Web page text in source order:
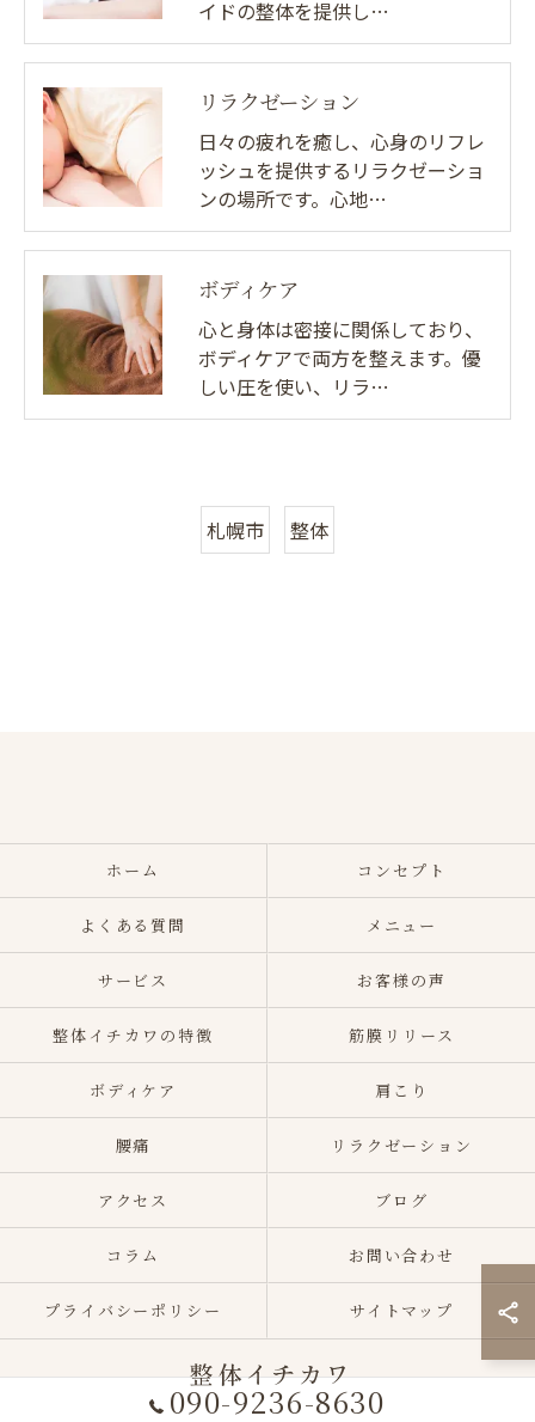
イドの整体を提供し…
リラクゼーション
日々の疲れを癒し、心身のリフレ
ッシュを提供するリラクゼーショ
ンの場所です。心地…
ボディケア
心と身体は密接に関係しており、
ボディケアで両方を整えます。優
しい圧を使い、リラ…
札幌市 整体
090-9236-8630
ホーム コンセプト
よくある質問 メニュー
サービス お客様の声
整体イチカワの特徴 筋膜リリース
ボディケア 肩こり
腰痛 リラクゼーション
アクセス ブログ
コラム お問い合わせ
プライバシーポリシー サイトマップ